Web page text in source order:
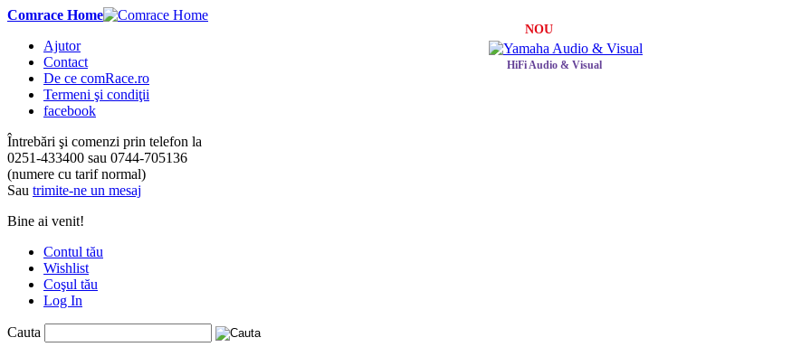
Comrace Home
Ajutor
Contact
De ce comRace.ro
Termeni şi condiţii
facebook
Întrebări şi comenzi prin telefon la
0251-433400 sau 0744-705136
(numere cu tarif normal)
Sau trimite-ne un mesaj
Bine ai venit!
Contul tău
Wishlist
Coşul tău
Log In
NOU
HiFi Audio & Visual
Cauta